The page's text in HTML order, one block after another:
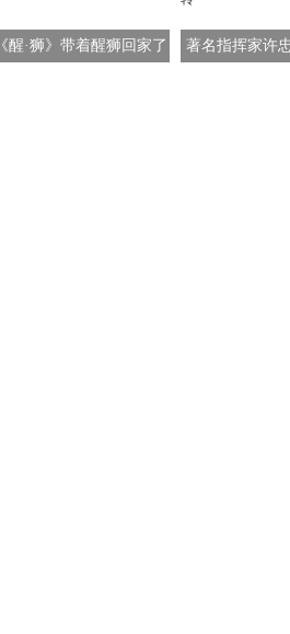
《醒·狮》带着醒狮回家了
著名指挥家许